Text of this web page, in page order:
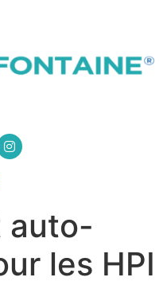
auto-
les HPI